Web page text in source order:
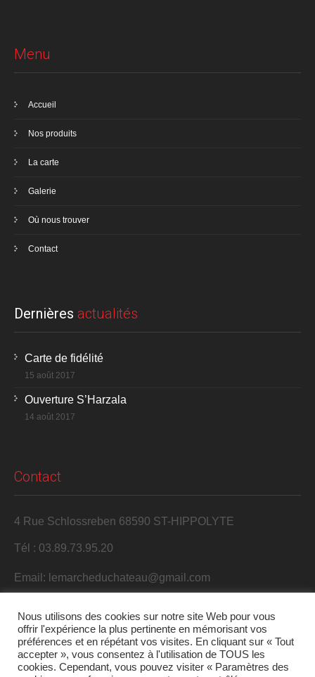
Menu
Accueil
Nos produits
La carte
Galerie
Où nous trouver
Contact
Dernières actualités
Carte de fidélité
15 août 2017
Ouverture S’Harzala
14 août 2017
Contact
4 Rue Schlossreben 68590 ST-HIPPOLYTE
Tél : 03.89.73.95.20
Email: lemarcheduchateau@gmail.com
Nous utilisons des cookies sur notre site Web pour vous
offrir l'expérience la plus pertinente en mémorisant vos
préférences et en répétant vos visites. En cliquant sur « Tout
accepter », vous consentez à l'utilisation de TOUS les
cookies. Cependant, vous pouvez visiter « Paramètres des